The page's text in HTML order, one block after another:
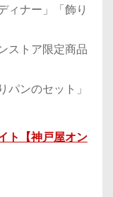
ィナー」「飾り
ストア限定商品
パンのセット」
ト【神戸屋オン